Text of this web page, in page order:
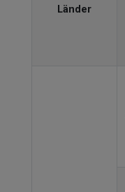
Länder